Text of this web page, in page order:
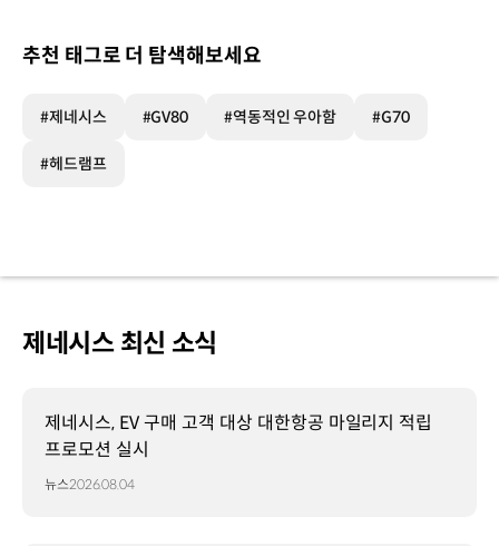
추천 태그로 더 탐색해보세요
#제네시스 #GV80 #역동적인 우아함 #G70
#헤드램프
제네시스 최신 소식
제네시스, EV 구매 고객 대상 대한항공 마일리지 적립
프로모션 실시
뉴스2026.08.04